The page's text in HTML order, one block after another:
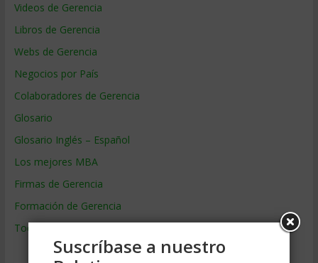
Videos de Gerencia
Libros de Gerencia
Webs de Gerencia
Negocios por País
Colaboradores de Gerencia
Glosario
Glosario Inglés – Español
Los mejores MBA
Firmas de Gerencia
Formación de Gerencia
Todos los Temas
Suscríbase a nuestro